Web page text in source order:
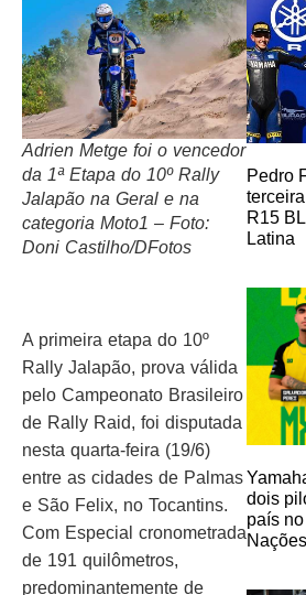
Adrien Metge foi o vencedor
da 1ª Etapa do 10º Rally
Jalapão na Geral e na
categoria Moto1 – Foto:
Doni Castilho/DFotos
A primeira etapa do 10º
Rally Jalapão, prova válida
pelo Campeonato Brasileiro
de Rally Raid, foi disputada
nesta quarta-feira (19/6)
entre as cidades de Palmas
e São Felix, no Tocantins.
Com Especial cronometrada
de 191 quilômetros,
predominantemente de
Pedro
R15
Latina
dois
país